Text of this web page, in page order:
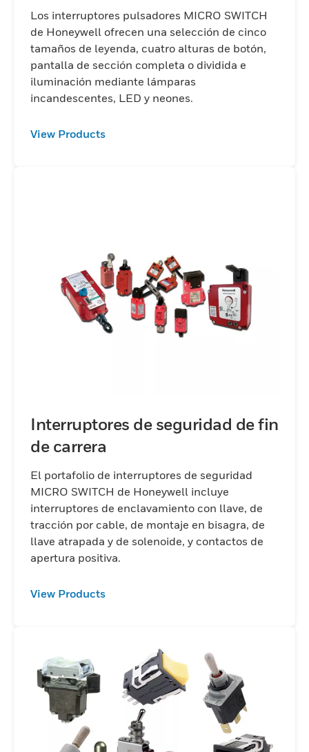
Los interruptores pulsadores MICRO SWITCH
de Honeywell ofrecen una selección de cinco
tamaños de leyenda, cuatro alturas de botón,
pantalla de sección completa o dividida e
iluminación mediante lámparas
incandescentes, LED y neones.
View Products
Interruptores de seguridad de fin
de carrera
El portafolio de interruptores de seguridad
MICRO SWITCH de Honeywell incluye
interruptores de enclavamiento con llave, de
tracción por cable, de montaje en bisagra, de
llave atrapada y de solenoide, y contactos de
apertura positiva.
View Products